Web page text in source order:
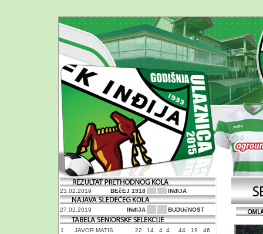
23.02.2019 BEčEJ 1918 INđIJA
27.02.2019 INđIJA BUDUćNOST
1. JAVOR MATIS 22 14 4 4 44 19
46